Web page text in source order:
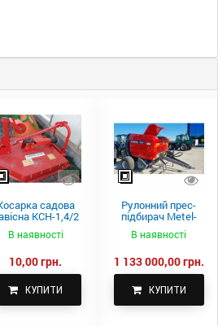
садова
КСН-1,4/2
В наявності
10,00 грн.
КУПИТИ
Рулонний прес-
підбирач Metel-
Fach Z 587
В наявності
1 133 000,00 грн.
КУПИТИ